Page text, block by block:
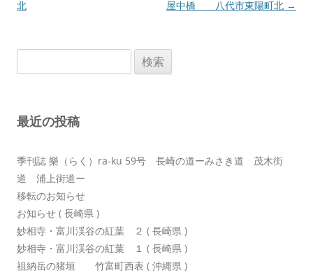
稿
ョ
北 屋中橋 八代市東陽町北 →
索:
最近の投稿
季刊誌 樂（らく）ra-ku 59号 長崎の道ーみさき道 茂木街
道 浦上街道ー
移転のお知らせ
お知らせ ( 長崎県 )
妙相寺・富川渓谷の紅葉 ２ ( 長崎県 )
妙相寺・富川渓谷の紅葉 １ ( 長崎県 )
祖納岳の猪垣 竹富町西表 ( 沖縄県 )